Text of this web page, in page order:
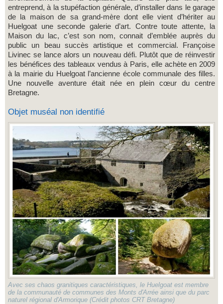
entreprend, à la stupéfaction générale, d’installer dans le garage
de la maison de sa grand-mère dont elle vient d’hériter au
Huelgoat une seconde galerie d’art. Contre toute attente, la
Maison du lac, c’est son nom, connait d’emblée auprès du
public un beau succès artistique et commercial. Françoise
Livinec se lance alors un nouveau défi. Plutôt que de réinvestir
les bénéfices des tableaux vendus à Paris, elle achète en 2009
à la mairie du Huelgoat l’ancienne école communale des filles.
Une nouvelle aventure était née en plein cœur du centre
Bretagne.
Objet muséal non identifié
Avec ses chaos granitiques caractéristiques, le Huelgoat est membre
de la communauté de communes des Monts d'Arrée ainsi que du parc
naturel régional d'Armorique (Crédit photos CRT Bretagne)